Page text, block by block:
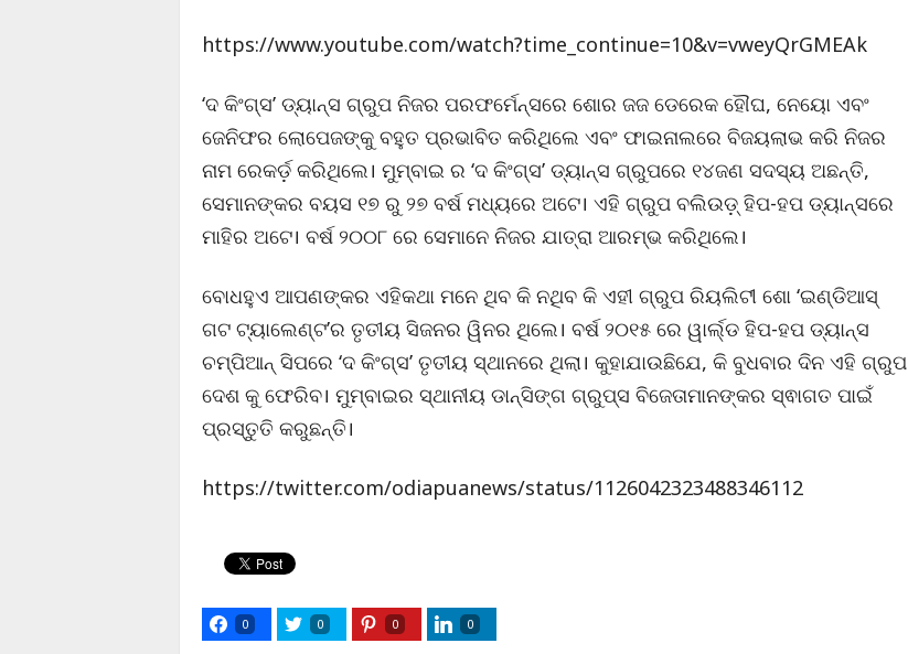
https://www.youtube.com/watch?time_continue=10&v=vweyQrGMEAk
‘ଦ କିଂଗ୍ସ’ ଡ୍ୟାନ୍ସ ଗ୍ରୁପ ନିଜର ପରଫର୍ମେନ୍ସରେ ଶୋର ଜଜ ଡେରେକ ହୌଘ, ନେୟୋ ଏବଂ
ଜେନିଫର ଲୋପେଜଙ୍କୁ ବହୁତ ପ୍ରଭାବିତ କରିଥିଲେ ଏବଂ ଫାଇନାଲରେ ବିଜୟଲାଭ କରି ନିଜର
ନାମ ରେକର୍ଡ଼ କରିଥିଲେ। ମୁମ୍ବାଇ ର ‘ଦ କିଂଗ୍ସ’ ଡ୍ୟାନ୍ସ ଗ୍ରୁପରେ ୧୪ଜଣ ସଦସ୍ୟ ଅଛନ୍ତି,
ସେମାନଙ୍କର ବୟସ ୧୭ ରୁ ୨୭ ବର୍ଷ ମଧ୍ୟରେ ଅଟେ। ଏହି ଗ୍ରୁପ ବଲିଉଡ଼୍ ହିପ-ହପ ଡ୍ୟାନ୍ସରେ
ମାହିର ଅଟେ। ବର୍ଷ ୨୦୦୮ ରେ ସେମାନେ ନିଜର ଯାତ୍ରା ଆରମ୍ଭ କରିଥିଲେ।
ବୋଧହୁଏ ଆପଣଙ୍କର ଏହିକଥା ମନେ ଥିବ କି ନଥିବ କି ଏହୀ ଗ୍ରୁପ ରିୟଲିଟୀ ଶୋ ‘ଇଣ୍ଡିଆସ୍
ଗଟ ଟ୍ୟାଲେଣ୍ଟ’ର ତୃତୀୟ ସିଜନର ୱିନର ଥିଲେ। ବର୍ଷ ୨୦୧୫ ରେ ୱାର୍ଲ୍ଡ ହିପ-ହପ ଡ୍ୟାନ୍ସ
ଚମ୍ପିଆନ୍ ସିପରେ ‘ଦ କିଂଗ୍ସ’ ତୃତୀୟ ସ୍ଥାନରେ ଥିଲା। କୁହାଯାଉଛିଯେ, କି ବୁଧବାର ଦିନ ଏହି ଗ୍ରୁପ
ଦେଶ କୁ ଫେରିବ। ମୁମ୍ବାଇର ସ୍ଥାନୀୟ ଡାନ୍ସିଙ୍ଗ ଗ୍ରୁପ୍ସ ବିଜେତାମାନଙ୍କର ସ୍ଵାଗତ ପାଇଁ
ପ୍ରସ୍ତୁତି କରୁଛନ୍ତି।
https://twitter.com/odiapuanews/status/1126042323488346112
0 0 0 0